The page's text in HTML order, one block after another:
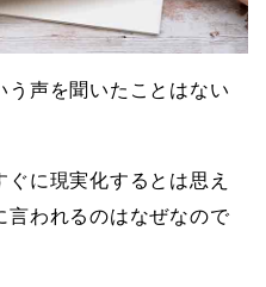
う声を聞いたことはない
に現実化するとは思え
言われるのはなぜなので